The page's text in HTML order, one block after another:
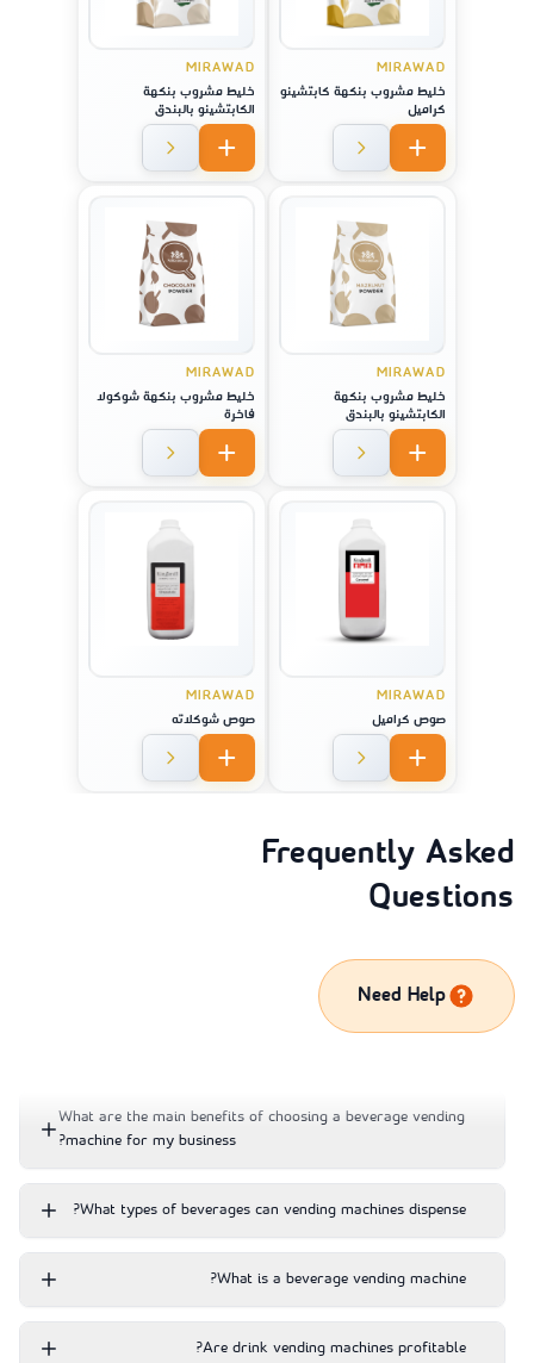
MIRAWAD
خليط مشروب بنكهة كابتشينو
كراميل
MIRAWAD
خليط مشروب بنكهة
الكابتشينو بالبندق
MIRAWAD
خليط مشروب بنكهة
الكابتشينو بالبندق
MIRAWAD
خليط مشروب بنكهة شوكولا
فاخرة
MIRAWAD
صوص كراميل
MIRAWAD
صوص شوكلاته
Frequently Asked
Questions
Need Help
What are the main benefits of choosing a beverage vending
machine for my business?
What types of beverages can vending machines dispense?
What is a beverage vending machine?
Are drink vending machines profitable?